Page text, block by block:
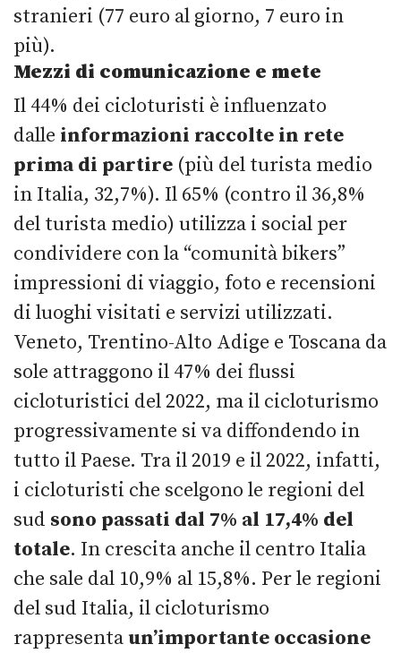
stranieri (77 euro al giorno, 7 euro in
più).
Mezzi di comunicazione e mete
Il 44% dei cicloturisti è influenzato
dalle informazioni raccolte in rete
prima di partire (più del turista medio
in Italia, 32,7%). Il 65% (contro il 36,8%
del turista medio) utilizza i social per
condividere con la “comunità bikers”
impressioni di viaggio, foto e recensioni
di luoghi visitati e servizi utilizzati.
Veneto, Trentino-Alto Adige e Toscana da
sole attraggono il 47% dei flussi
cicloturistici del 2022, ma il cicloturismo
progressivamente si va diffondendo in
tutto il Paese. Tra il 2019 e il 2022, infatti,
i cicloturisti che scelgono le regioni del
sud sono passati dal 7% al 17,4% del
totale. In crescita anche il centro Italia
che sale dal 10,9% al 15,8%. Per le regioni
del sud Italia, il cicloturismo
rappresentaun’importante occasione